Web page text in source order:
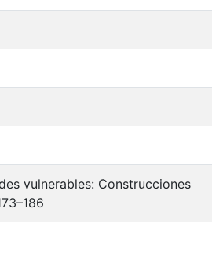
vulnerables: Construcciones